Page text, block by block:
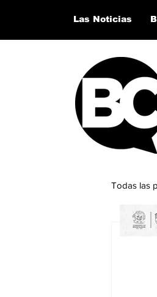
Las Noticias
Todas las
Lo